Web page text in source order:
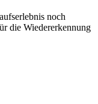
noch
die Wiedererkennung